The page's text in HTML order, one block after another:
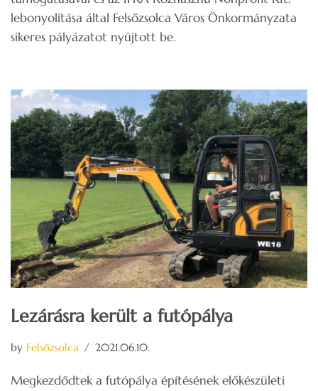
lebonyolítása által Felsőzsolca Város Önkormányzata
sikeres pályázatot nyújtott be.
Lezárásra került a futópálya
by Felsőzsolca 2021.06.10.
Megkezdődtek a futópálya építésének előkészületi